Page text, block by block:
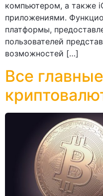
компьютером, а также
приложениями.
платформы,
пользователей
возможностей […]
Все